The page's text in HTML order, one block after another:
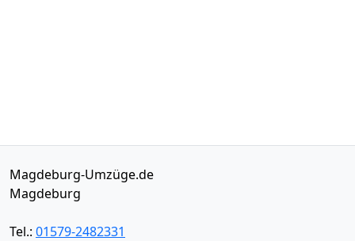
Magdeburg-Umzüge.de
Magdeburg
Tel.: 01579-2482331